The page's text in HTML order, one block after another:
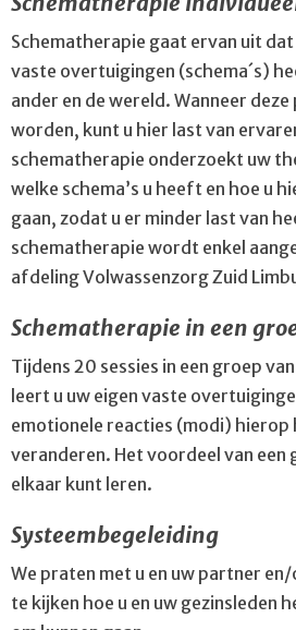
Schematherapie gaat ervan uit
vaste overtuigingen (schema´s)
ander en de wereld. Wanneer
worden, kunt u hier last van
schematherapie onderzoekt uw
welke schema’s u heeft en hoe u
gaan, zodat u er minder last van
schematherapie wordt enkel
afdeling Volwassenzorg Zuid
Schematherapie in een
Tijdens 20 sessies in een groep
leert u uw eigen vaste
emotionele reacties (modi) hierop
veranderen. Het voordeel van een
elkaar kunt leren.
Systeembegeleiding
We praten met u en uw partner
te kijken hoe u en uw gezinsleden